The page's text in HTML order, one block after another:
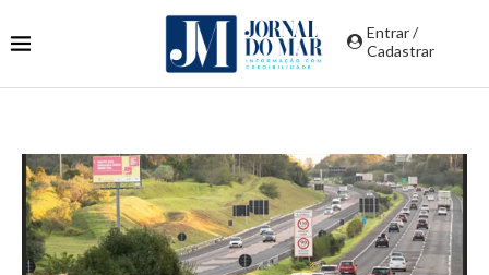
Entrar /
Cadastrar